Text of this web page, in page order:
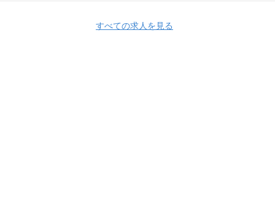
すべての求人を見る